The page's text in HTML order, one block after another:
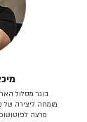
מומחה ליצירה של
מרצה לפוטושופ,